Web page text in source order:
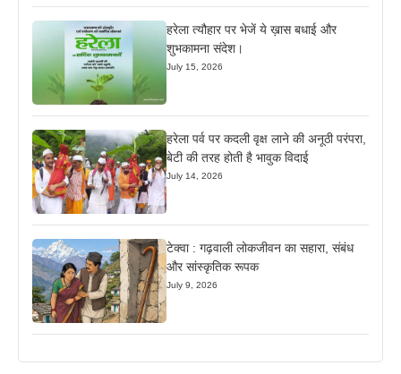
हरेला त्यौहार पर भेजें ये ख़ास बधाई और
शुभकामना संदेश।
July 15, 2026
हरेला पर्व पर कदली वृक्ष लाने की अनूठी परंपरा,
बेटी की तरह होती है भावुक विदाई
July 14, 2026
टेक्वा : गढ़वाली लोकजीवन का सहारा, संबंध
और सांस्कृतिक रूपक
July 9, 2026